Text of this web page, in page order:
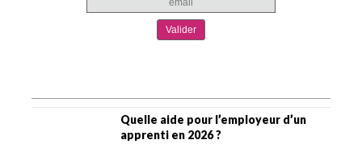
Quelle aide pour l’employeur d’un
apprenti en 2026 ?